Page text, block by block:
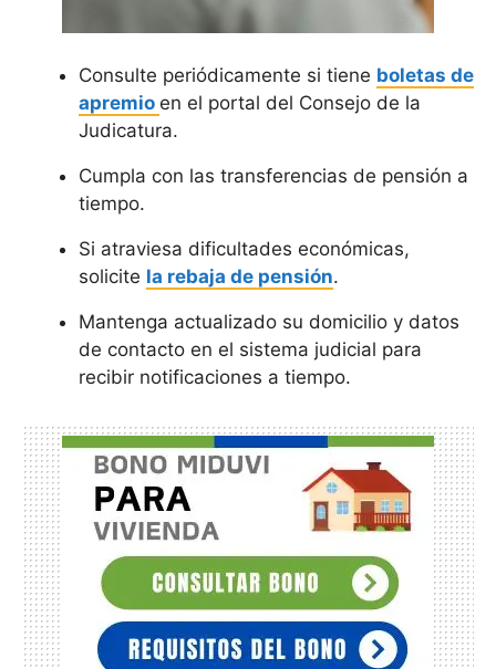
Consulte periódicamente si tiene boletas de
apremio en el portal del Consejo de la
Judicatura.
Cumpla con las transferencias de pensión a
tiempo.
Si atraviesa dificultades económicas,
solicite la rebaja de pensión.
Mantenga actualizado su domicilio y datos
de contacto en el sistema judicial para
recibir notificaciones a tiempo.